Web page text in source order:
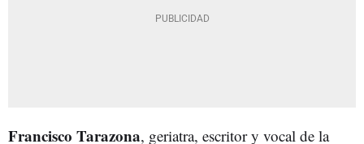
Francisco Tarazona, geriatra, escritor y vocal de la